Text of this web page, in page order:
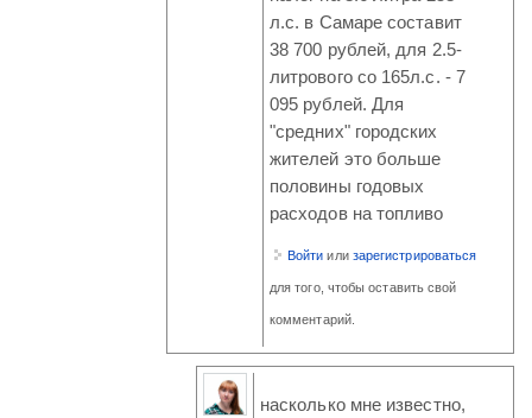
л.с. в Самаре составит
38 700 рублей, для 2.5-
литрового со 165л.с. - 7
095 рублей. Для
"средних" городских
жителей это больше
половины годовых
расходов на топливо
Войти или зарегистрироваться
для того, чтобы оставить свой
комментарий.
насколько мне известно,